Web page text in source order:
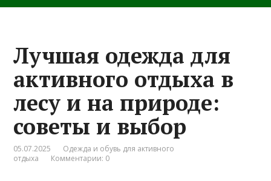
Лучшая одежда для
активного отдыха в
лесу и на природе:
советы и выбор
05.07.2025
Одежда и обувь для активного
отдыха
Комментарии: 0